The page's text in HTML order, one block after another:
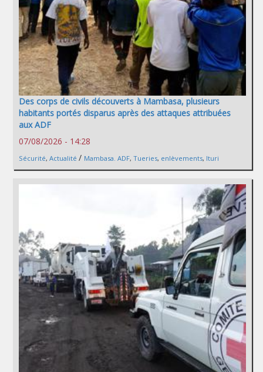
Des corps de civils découverts à Mambasa, plusieurs
habitants portés disparus après des attaques attribuées
aux ADF
07/08/2026 - 14:28
Sécurité, Actualité / Mambasa. ADF, Tueries, enlèvements, Ituri